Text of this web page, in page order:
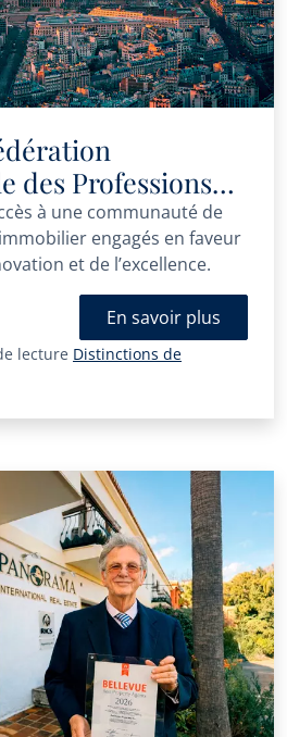
des Professions
à une communauté de
engagés en faveur
et de l’excellence.
En savoir plus
lecture Distinctions de